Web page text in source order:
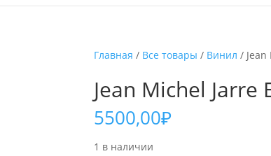
Главная / Все товары / Винил / Jean
Jean Michel Jarre
5500,00₽
1 в наличии